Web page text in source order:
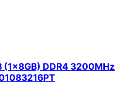
(1x8GB) DDR4 3200MHz